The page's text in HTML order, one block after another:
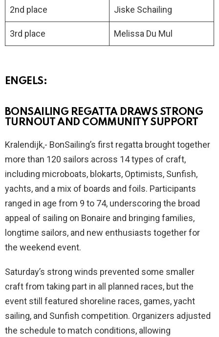
2nd place Jiske Schailing
3rd place Melissa Du Mul
ENGELS:
BONSAILING REGATTA DRAWS STRONG
TURNOUT AND COMMUNITY SUPPORT
Kralendijk,- BonSailing’s first regatta brought together
more than 120 sailors across 14 types of craft,
including microboats, blokarts, Optimists, Sunfish,
yachts, and a mix of boards and foils. Participants
ranged in age from 9 to 74, underscoring the broad
appeal of sailing on Bonaire and bringing families,
longtime sailors, and new enthusiasts together for
the weekend event.
Saturday’s strong winds prevented some smaller
craft from taking part in all planned races, but the
event still featured shoreline races, games, yacht
sailing, and Sunfish competition. Organizers adjusted
the schedule to match conditions, allowing